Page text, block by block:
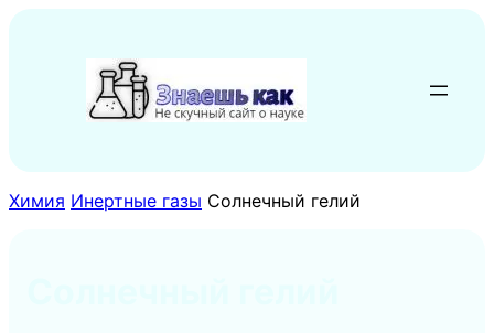
содержимому
Химия Инертные газы Солнечный гелий